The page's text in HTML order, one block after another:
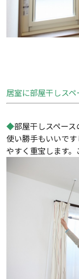
居室に部屋干しスペ
◆部屋干しスペー
使い勝手もいいで
やすく重宝します。